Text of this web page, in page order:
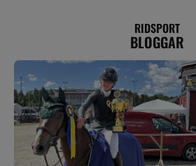
RIDSPORT
BLOGGAR